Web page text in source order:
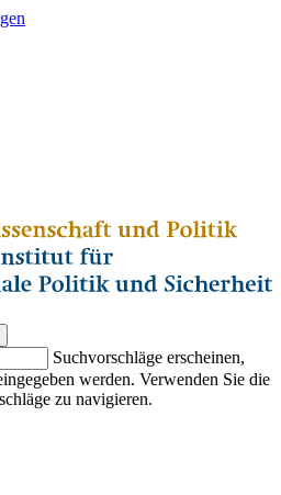
Suchvorschläge erscheinen,
werden. Verwenden Sie die
zu navigieren.